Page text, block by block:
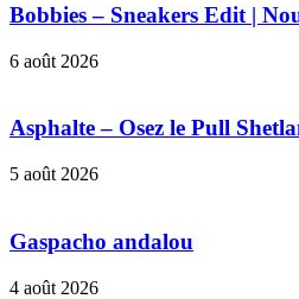
Bobbies – Sneakers Edit |
6 août 2026
Asphalte – Osez le Pull
5 août 2026
Gaspacho andalou
4 août 2026